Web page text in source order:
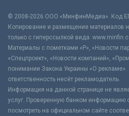
© 2008-2026 ООО «МинфинМедиа». Код
Копирование и размещение материалов
только с гиперссылкой вида:
Материалы с пометками «Р», «Новости
«Спецпроект», «Новости компаний»,
понимании Закона Украины «О
ответственность несёт рекламодатель.
Информация на данной странице не
услуг. Проверенную банком информацию
посмотреть на официальном сайте